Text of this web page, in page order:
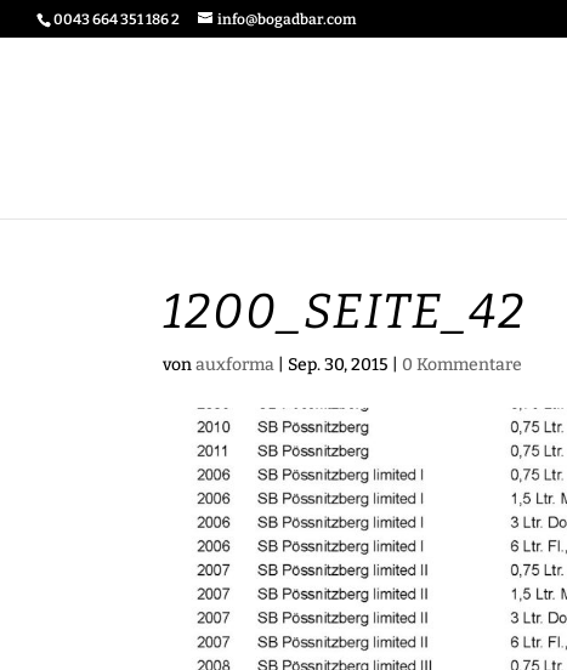
0043 664 351 186 2 info@bogadbar.com
1200_SEITE_42
vonauxforma Sep. 30, 2015 0 Kommentare